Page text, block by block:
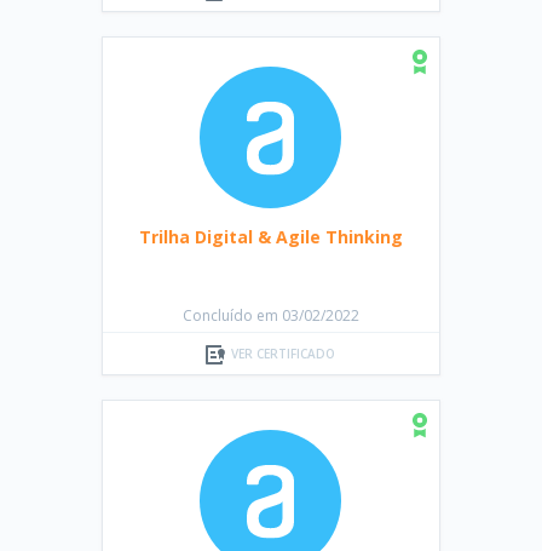
Trilha Digital & Agile Thinking
Concluído em 03/02/2022
VER CERTIFICADO